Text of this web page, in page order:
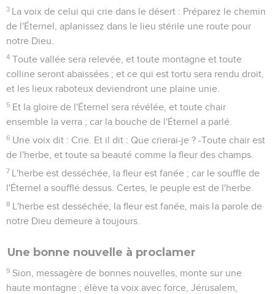
3 La voix de celui qui crie dans le désert : Préparez le chemin
de l'Éternel, aplanissez dans le lieu stérile une route pour
notre Dieu.
4 Toute vallée sera relevée, et toute montagne et toute
colline seront abaissées ; et ce qui est tortu sera rendu droit,
et les lieux raboteux deviendront une plaine unie.
5 Et la gloire de l'Éternel sera révélée, et toute chair
ensemble la verra ; car la bouche de l'Éternel a parlé.
6 Une voix dit : Crie. Et il dit : Que crierai-je ? -Toute chair est
de l'herbe, et toute sa beauté comme la fleur des champs.
7 L'herbe est desséchée, la fleur est fanée ; car le souffle de
l'Éternel a soufflé dessus. Certes, le peuple est de l'herbe.
8 L'herbe est desséchée, la fleur est fanée, mais la parole de
notre Dieu demeure à toujours.
Une bonne nouvelle à proclamer
9 Sion, messagère de bonnes nouvelles, monte sur une
haute montagne ; élève ta voix avec force, Jérusalem,